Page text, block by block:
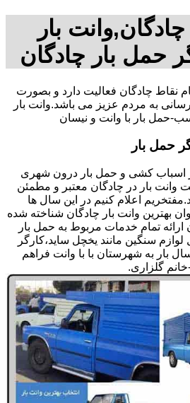
بار
حمل بار چادگان
نقاط چادگان فعالیت دارد و بصورت
به مردم عزیز می باشد.وانت بار
حمل بار با وانت و نیسان
حمل بار
اسباب کشی و حمل بار درون شهری
وانت بار در چادگان معتبر و مطمئن
اعلام کنیم در این سال ها
بهترین وانت بار چادگان شناخته شده
ارائه تمام خدمات مربوط به حمل بار
لوازم سنگین مانند یخچل ساید،کارگر
بار به شهرستان با با وانت فراهم